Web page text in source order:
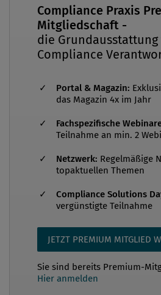
Compliance Praxis
Mitgliedschaft -
die
Compliance
Portal & Magazin:
das Magazin 4x im Jahr
Fachspezifische
Teilnahme an min. 2
Netzwerk: Regelmäßige
topaktuellen Themen
Compliance Solutions
vergünstigte Teilnahme
JETZT PREMIUM MITGLIED
Sie sind bereits Premium-
Hier anmelden